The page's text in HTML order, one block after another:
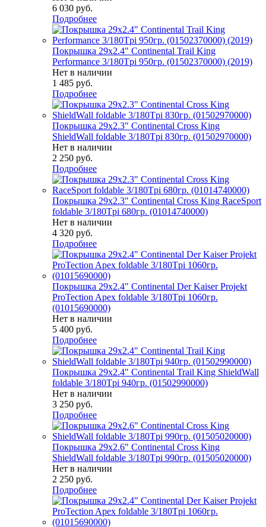
6 030 руб.
Подробнее
Покрышка 29x2.4" Continental Trail King
Performance 3/180Tpi 950гр. (01502370000) (2019)
Нет в наличии
1 485 руб.
Подробнее
Покрышка 29x2.3" Continental Cross King
ShieldWall foldable 3/180Tpi 830гр. (01502970000)
Нет в наличии
2 250 руб.
Подробнее
Покрышка 29x2.3" Continental Cross King RaceSport
foldable 3/180Tpi 680гр. (01014740000)
Нет в наличии
4 320 руб.
Подробнее
Покрышка 29x2.4" Continental Der Kaiser Projekt
ProTection Apex foldable 3/180Tpi 1060гр.
(01015690000)
Нет в наличии
5 400 руб.
Подробнее
Покрышка 29x2.4" Continental Trail King ShieldWall
foldable 3/180Tpi 940гр. (01502990000)
Нет в наличии
3 250 руб.
Подробнее
Покрышка 29x2.6" Continental Cross King
ShieldWall foldable 3/180Tpi 990гр. (01505020000)
Нет в наличии
2 250 руб.
Подробнее